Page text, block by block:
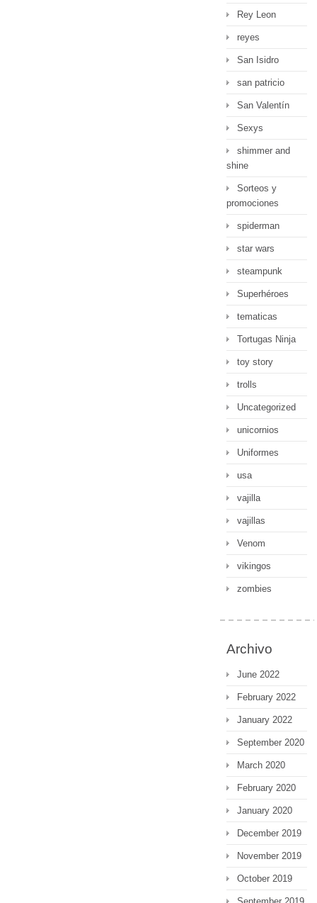
Rey Leon
reyes
San Isidro
san patricio
San Valentín
Sexys
shimmer and
shine
Sorteos y
promociones
spiderman
star wars
steampunk
Superhéroes
tematicas
Tortugas Ninja
toy story
trolls
Uncategorized
unicornios
Uniformes
usa
vajilla
vajillas
Venom
vikingos
zombies
Archivo
June 2022
February 2022
January 2022
September 2020
March 2020
February 2020
January 2020
December 2019
November 2019
October 2019